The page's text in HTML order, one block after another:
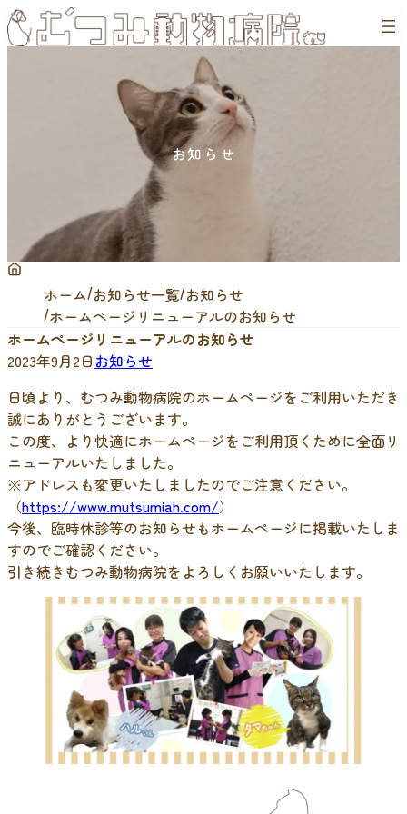
内
容
お知らせ
ホーム お知らせ一覧 お知らせ
ホームページリニューアルのお知らせ
ホームページリニューアルのお知らせ
2023年9月2日 お知らせ
日頃より、むつみ動物病院のホームページをご利用いただき
誠にありがとうございます。
この度、より快適にホームページをご利用頂くために全面リ
ニューアルいたしました。
※アドレスも変更いたしましたのでご注意ください。
（https://www.mutsumiah.com/）
今後、臨時休診等のお知らせもホームページに掲載いたしま
すのでご確認ください。
引き続きむつみ動物病院をよろしくお願いいたします。